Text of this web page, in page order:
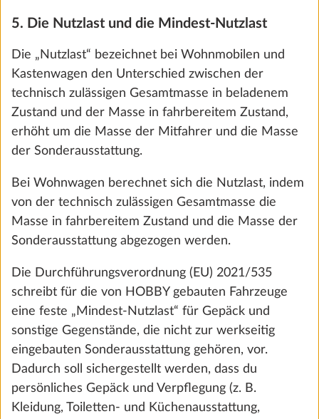
HOBBY AUF INSTAGRAM
HOBBY AUSBILDUNG AUF INSTAGRAM
BEACHY AUF INSTAGRAM
HOBBY AUF YOUTUBE
BEACHY AUF YOUTUBE
HOBBY AUF LINKEDIN
HOBBY AUF TIKTOK
MEIN HOBBY
5. Die Nutzlast und die Mindest-Nutzlast
Die „Nutzlast“ bezeichnet bei Wohnmobilen und
Kastenwagen den Unterschied zwischen der
technisch zulässigen Gesamtmasse in beladenem
Zustand und der Masse in fahrbereitem Zustand,
erhöht um die Masse der Mitfahrer und die Masse
der Sonderausstattung.
Bei Wohnwagen berechnet sich die Nutzlast, indem
von der technisch zulässigen Gesamtmasse die
Masse in fahrbereitem Zustand und die Masse der
Sonderausstattung abgezogen werden.
Die Durchführungsverordnung (EU) 2021/535
schreibt für die von HOBBY gebauten Fahrzeuge
eine feste „Mindest-Nutzlast“ für Gepäck und
sonstige Gegenstände, die nicht zur werkseitig
eingebauten Sonderausstattung gehören, vor.
Dadurch soll sichergestellt werden, dass du
persönliches Gepäck und Verpflegung (z. B.
Kleidung, Toiletten- und Küchenausstattung,